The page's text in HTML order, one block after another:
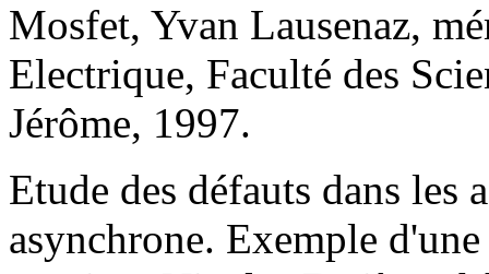
Mosfet, Yvan Lausenaz,
Electrique, Faculté des
Jérôme, 1997.
Etude des défauts dans les
asynchrone. Exemple